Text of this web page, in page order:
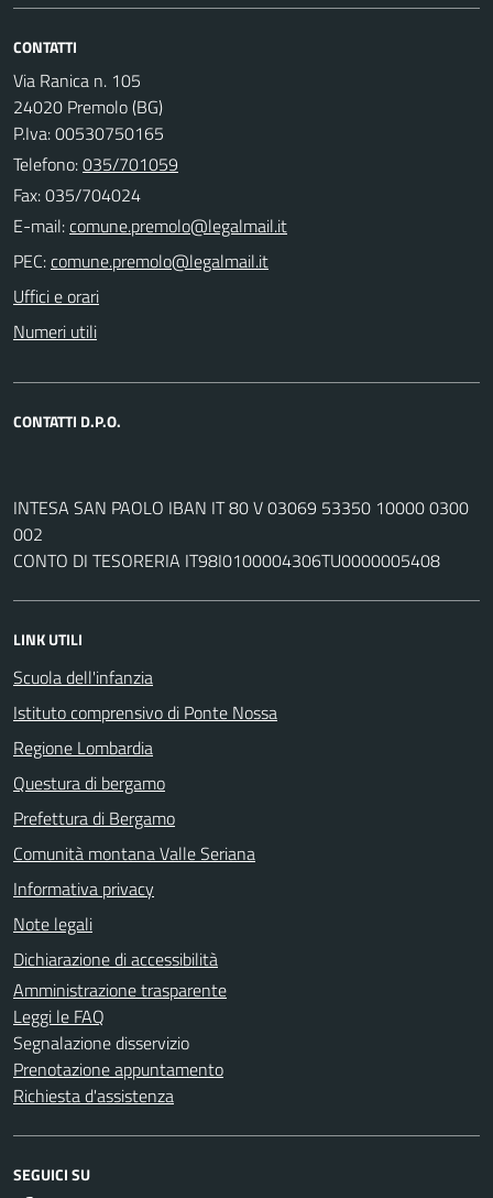
CONTATTI
Via Ranica n. 105
24020 Premolo (BG)
P.Iva: 00530750165
Telefono:035/701059
Fax: 035/704024
E-mail:
PEC:
Uffici e orari
Numeri utili
CONTATTI D.P.O.
INTESA SAN PAOLO IBAN IT 80 V 03069 53350 10000 0300
002
CONTO DI TESORERIA IT98I0100004306TU0000005408
LINK UTILI
Scuola dell'infanzia
Istituto comprensivo di Ponte Nossa
Regione Lombardia
Questura di bergamo
Prefettura di Bergamo
Comunità montana Valle Seriana
Informativa privacy
Note legali
Dichiarazione di accessibilità
Amministrazione trasparente
Leggi le FAQ
Segnalazione disservizio
Prenotazione appuntamento
Richiesta d'assistenza
SEGUICI SU